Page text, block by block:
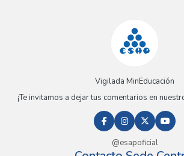
Vigilada MinEducación
¡Te invitamos a dejar tus comentarios en
@esapoficial